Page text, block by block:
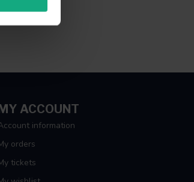
ACCOUNT
information
orders
tickets